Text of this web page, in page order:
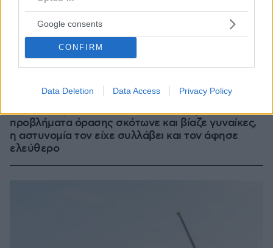
Google consents
CONFIRM
Data Deletion Data Access Privacy Policy
Ο «Δράκος» του Λονδίνου: 40χρονος με
προβλήματα όρασης σκότωνε και βίαζε γυναίκες,
η αστυνομία τον είχε συλλάβει και τον άφησε
ελεύθερο
07.08.2026, 22:54